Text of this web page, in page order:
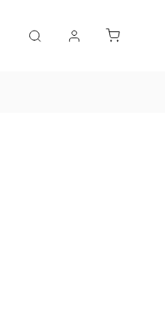
Katalógy Blogy